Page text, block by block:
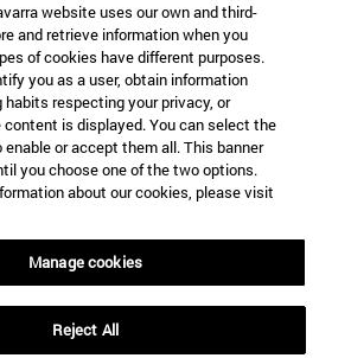
website uses our own and third-
and retrieve information when you
of cookies have different purposes.
you as a user, obtain information
habits respecting your privacy, or
is displayed. You can select the
or accept them all. This banner
you choose one of the two options.
about our cookies, please visit
Manage cookies
Reject All